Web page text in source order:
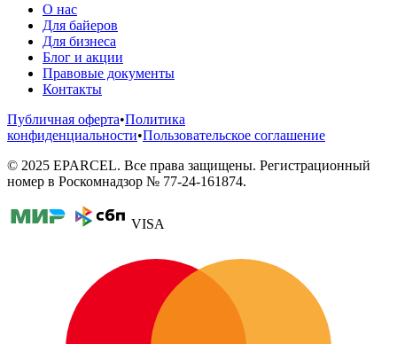
О нас
Для байеров
Для бизнеса
Блог и акции
Правовые документы
Контакты
Публичная оферта•Политика
конфиденциальности•Пользовательское соглашение
© 2025 EPARCEL. Все права защищены. Регистрационный
номер в Роскомнадзор № 77-24-161874.
VISA